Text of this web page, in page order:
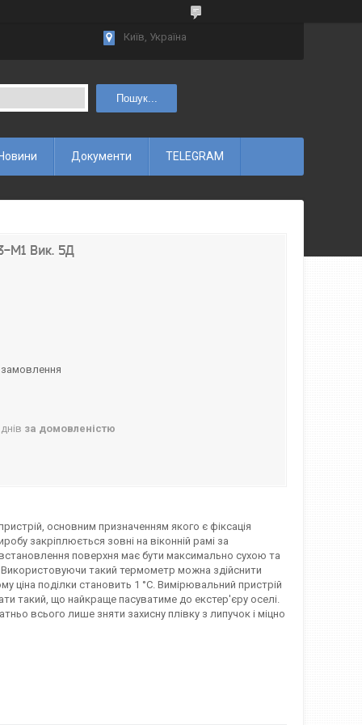
Київ, Україна
Пошук...
Документи TELEGRAM
М1 Вик. 5Д
за домовленістю
основним призначенням якого є фіксація
закріплюється зовні на віконній рамі за
поверхня має бути максимально сухою та
такий термометр можна здійснити
ціна поділки становить 1 °С. Вимірювальний пристрій
такий, що найкраще пасуватиме до екстер'єру оселі.
всього лише зняти захисну плівку з липучок і міцно